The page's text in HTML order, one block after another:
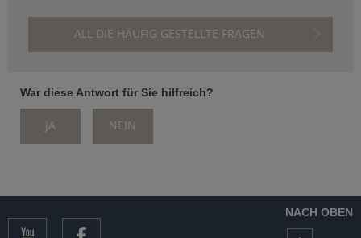
ALL DIE HÄUFIG GESTELLTE FRAGEN
War diese Antwort für Sie hilfreich?
JA NEIN
NACH OBEN